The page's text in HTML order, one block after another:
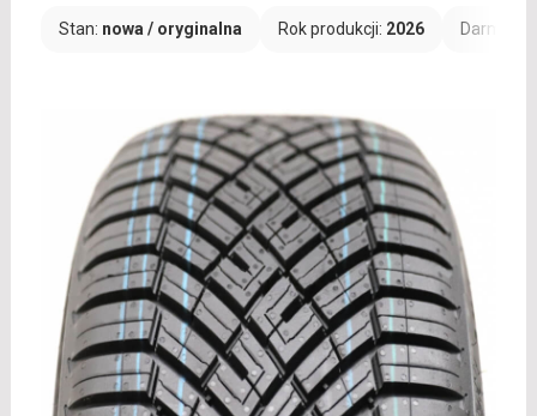
Stan: nowa / oryginalna Rok produkcji: 2026